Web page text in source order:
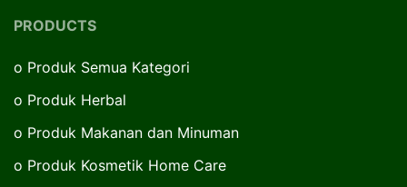
PRODUCTS
o Produk Semua Kategori
o Produk Herbal
o Produk Makanan dan Minuman
o Produk Kosmetik Home Care